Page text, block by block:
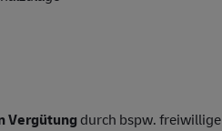
Vergütung durch bspw. freiwillige